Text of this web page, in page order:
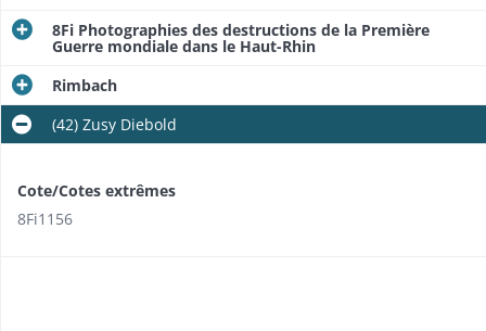
8Fi Photographies des destructions de la Première
Guerre mondiale dans le Haut-Rhin
Rimbach
(42) Zusy Diebold
Cote/Cotes extrêmes
8Fi1156